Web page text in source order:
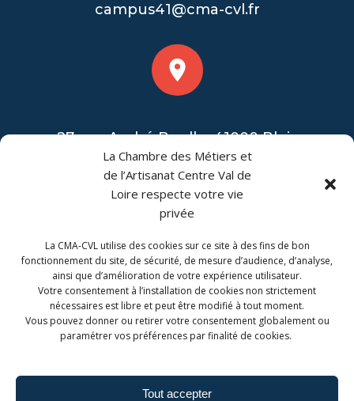
La Chambre des Métiers et
de l’Artisanat Centre Val de
Loire respecte votre vie
privée
La CMA-CVL utilise des cookies sur ce site à des fins de bon
fonctionnement du site, de sécurité, de mesure d’audience, d’analyse,
ainsi que d’amélioration de votre expérience utilisateur.
Votre consentement à l’installation de cookies non strictement
nécessaires est libre et peut être modifié à tout moment.
Vous pouvez donner ou retirer votre consentement globalement ou
paramétrer vos préférences par finalité de cookies.
Tout accepter
campus41@cma-cvl.fr
27 rue André Boulle, 41000 Blois
CONTACT
CMA Formation Blois est géré par la Chambre de
Métiers et de l'Artisanat Centre-Val de Loire.